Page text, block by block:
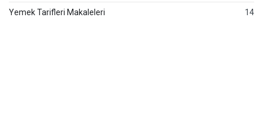
Yemek Tarifleri Makaleleri 14